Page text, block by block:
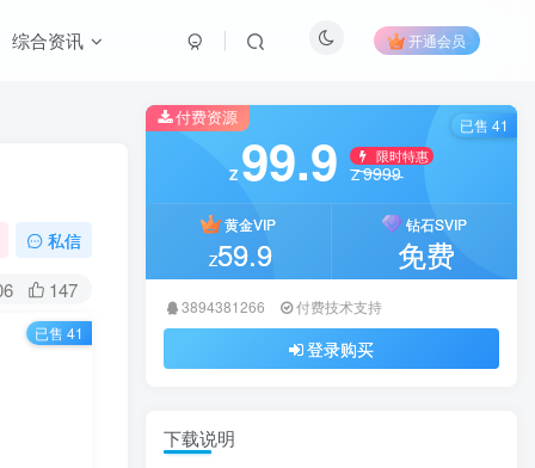
综合资讯 开通会员
私信
147
已售 41
付费资源
Z 99.9 限时特惠
Z9999
黄金VIP
Z59.9
钻石SVIP
免费
3894381266 付费技术支持
登录购买
已售 41
下载说明